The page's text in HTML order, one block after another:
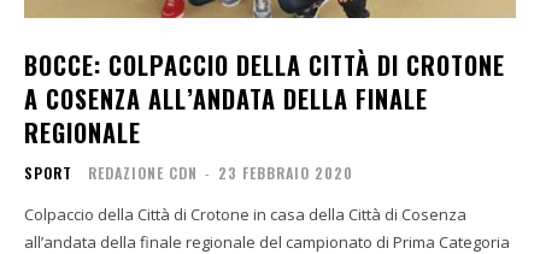
BOCCE: COLPACCIO DELLA CITTÀ DI CROTONE
A COSENZA ALL’ANDATA DELLA FINALE
REGIONALE
SPORT REDAZIONE CDN - 23 FEBBRAIO 2020
Colpaccio della Città di Crotone in casa della Città di Cosenza
all’andata della finale regionale del campionato di Prima Categoria